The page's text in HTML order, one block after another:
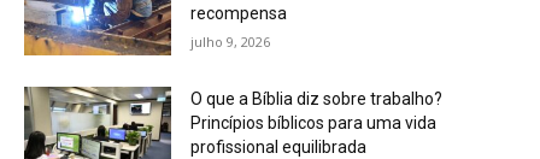
recompensa
julho 9, 2026
O que a Bíblia diz sobre trabalho?
Princípios bíblicos para uma vida
profissional equilibrada